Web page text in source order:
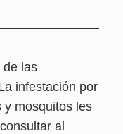
de las
infestación por
y mosquitos les
al